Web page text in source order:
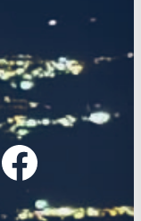
Facebook